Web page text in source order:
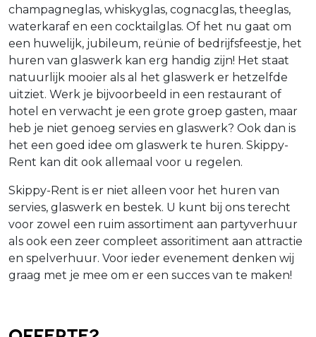
champagneglas, whiskyglas, cognacglas, theeglas,
waterkaraf en een cocktailglas. Of het nu gaat om
een huwelijk, jubileum, reünie of bedrijfsfeestje, het
huren van glaswerk kan erg handig zijn! Het staat
natuurlijk mooier als al het glaswerk er hetzelfde
uitziet. Werk je bijvoorbeeld in een restaurant of
hotel en verwacht je een grote groep gasten, maar
heb je niet genoeg servies en glaswerk? Ook dan is
het een goed idee om glaswerk te huren. Skippy-
Rent kan dit ook allemaal voor u regelen.
Skippy-Rent is er niet alleen voor het huren van
servies, glaswerk en bestek. U kunt bij ons terecht
voor zowel een ruim assortiment aan partyverhuur
als ook een zeer compleet assoritiment aan attractie
en spelverhuur. Voor ieder evenement denken wij
graag met je mee om er een succes van te maken!